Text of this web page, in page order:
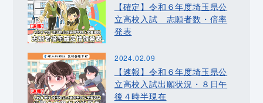
【確定】令和６年度埼玉県公
立高校入試 志願者数・倍率
発表
2024.02.09
【速報】令和６年度埼玉県公
立高校入試出願状況・８日午
後４時半現在